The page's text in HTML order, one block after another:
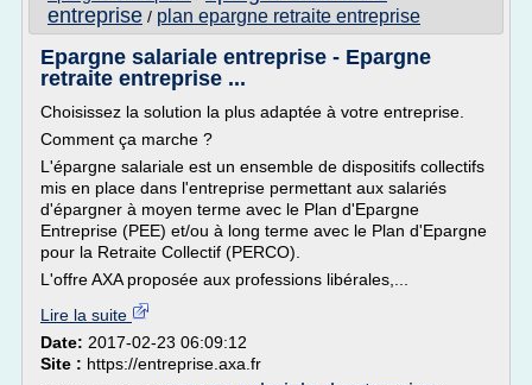
entreprise / plan epargne retraite entreprise
Epargne salariale entreprise - Epargne
retraite entreprise ...
Choisissez la solution la plus adaptée à votre entreprise.
Comment ça marche ?
L'épargne salariale est un ensemble de dispositifs collectifs
mis en place dans l'entreprise permettant aux salariés
d'épargner à moyen terme avec le Plan d'Epargne
Entreprise (PEE) et/ou à long terme avec le Plan d'Epargne
pour la Retraite Collectif (PERCO).
L'offre AXA proposée aux professions libérales,...
Lire la suite
Date: 2017-02-23 06:09:12
Site : https://entreprise.axa.fr